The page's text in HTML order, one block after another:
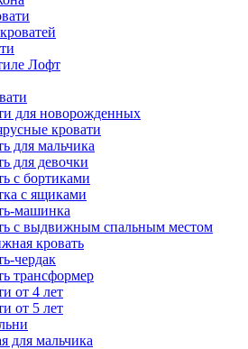
Лофт
для новорожденных
кровати
для мальчика
для девочки
с бортиками
с ящиками
машинка
с выдвижным спальным местом
кровать
чердак
трансформер
от 4 лет
от 5 лет
для мальчика